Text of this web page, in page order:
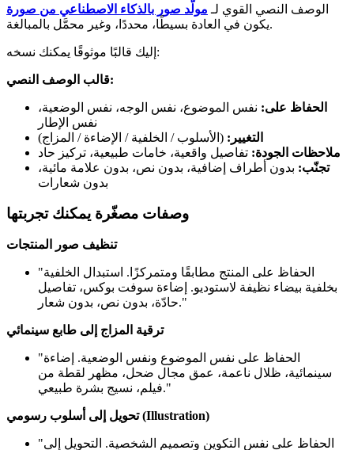
الوصف النصي القوي لـ مولّد صور بالذكاء الاصطناعي من صورة
يكون في العادة بسيطًا، محددًا، وغير محمَّل بالمبالغة.
إليك قالبًا موثوقًا يمكنك نسخه:
قالب الوصف النصي:
الحفاظ على: نفس الموضوع، نفس الوجه، نفس الوضعية،
نفس الإطار
التغيير: (الأسلوب / الخلفية / الإضاءة / المزاج)
ملاحظات الجودة: تفاصيل واقعية، خامات طبيعية، تركيز حاد
تجنّب: بدون أطراف إضافية، بدون نص، بدون علامة مائية،
بدون شعارات
وصفات مصغّرة يمكنك تجربتها
تنظيف صور المنتجات
"الحفاظ على المنتج مطابقًا ومتمركزًا. استبدال الخلفية
بخلفية بيضاء نظيفة لاستوديو. إضاءة سوفت بوكس، تفاصيل
حادّة، بدون نص، بدون شعار."
ترقية المزاج إلى طابع سينمائي
"الحفاظ على نفس الموضوع ونفس الوضعية. إضاءة
سينمائية، ظلال ناعمة، عمق مجال ضحل، مظهر لقطة من
فيلم، نسيج بشرة طبيعي."
تحويل إلى أسلوب رسومي (Illustration)
"الحفاظ على نفس التكوين وتصميم الشخصية. التحويل إلى